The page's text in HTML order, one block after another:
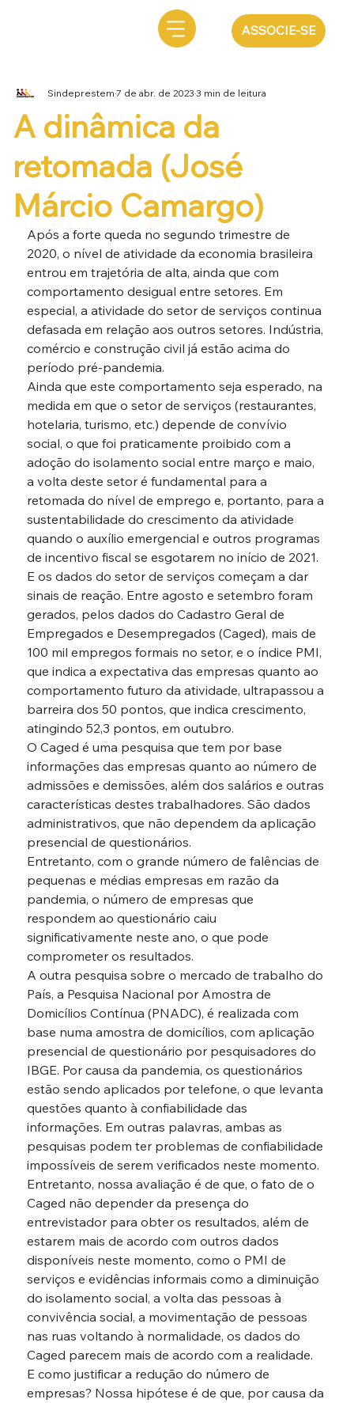
ASSOCIE-SE
A dinâmica da
retomada (José
Márcio Camargo)
Sindeprestem7 de abr. de 20233 min de leitura
Após a forte queda no segundo trimestre de
2020, o nível de atividade da economia brasileira
entrou em trajetória de alta, ainda que com
comportamento desigual entre setores. Em
especial, a atividade do setor de serviços continua
defasada em relação aos outros setores. Indústria,
comércio e construção civil já estão acima do
período pré-pandemia.
Ainda que este comportamento seja esperado, na
medida em que o setor de serviços (restaurantes,
hotelaria, turismo, etc.) depende de convívio
social, o que foi praticamente proibido com a
adoção do isolamento social entre março e maio,
a volta deste setor é fundamental para a
retomada do nível de emprego e, portanto, para a
sustentabilidade do crescimento da atividade
quando o auxílio emergencial e outros programas
de incentivo fiscal se esgotarem no início de 2021.
E os dados do setor de serviços começam a dar
sinais de reação. Entre agosto e setembro foram
gerados, pelos dados do Cadastro Geral de
Empregados e Desempregados (Caged), mais de
100 mil empregos formais no setor, e o índice PMI,
que indica a expectativa das empresas quanto ao
comportamento futuro da atividade, ultrapassou a
barreira dos 50 pontos, que indica crescimento,
atingindo 52,3 pontos, em outubro.
O Caged é uma pesquisa que tem por base
informações das empresas quanto ao número de
admissões e demissões, além dos salários e outras
características destes trabalhadores. São dados
administrativos, que não dependem da aplicação
presencial de questionários.
Entretanto, com o grande número de falências de
pequenas e médias empresas em razão da
pandemia, o número de empresas que
respondem ao questionário caiu
significativamente neste ano, o que pode
comprometer os resultados.
A outra pesquisa sobre o mercado de trabalho do
País, a Pesquisa Nacional por Amostra de
Domicílios Contínua (PNADC), é realizada com
base numa amostra de domicílios, com aplicação
presencial de questionário por pesquisadores do
IBGE. Por causa da pandemia, os questionários
estão sendo aplicados por telefone, o que levanta
questões quanto à confiabilidade das
informações. Em outras palavras, ambas as
pesquisas podem ter problemas de confiabilidade
impossíveis de serem verificados neste momento.
Entretanto, nossa avaliação é de que, o fato de o
Caged não depender da presença do
entrevistador para obter os resultados, além de
estarem mais de acordo com outros dados
disponíveis neste momento, como o PMI de
serviços e evidências informais como a diminuição
do isolamento social, a volta das pessoas à
convivência social, a movimentação de pessoas
nas ruas voltando à normalidade, os dados do
Caged parecem mais de acordo com a realidade.
E como justificar a redução do número de
empresas? Nossa hipótese é de que, por causa da